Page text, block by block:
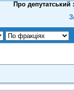
Про депутатський